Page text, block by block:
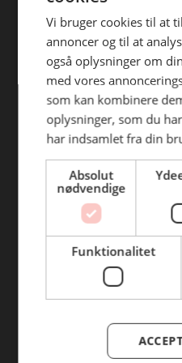
Flæsketorvet 84 A
1711 København V
CVR: 32322654
+45 33211421
inco@inco.dk
Man - Fre06:00 - 17:00
Lørdag06:00 - 14:00
Søndag08:00 - 14:00
2600 Glostrup
CVR: 37589608
Vi bruger cookies til at
annoncer og til at
også oplysninger om
med vores
som kan kombinere
oplysninger, som du
har indsamlet fra din
Absolut
nødvendige
Funktionalitet